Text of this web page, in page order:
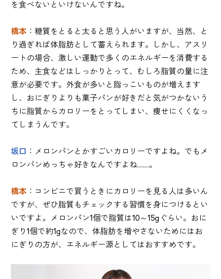
を食べないといけないんですね。
橋本 ：糖質をとると太ると思う人がいますが、当然、と
り過ぎれば体脂肪として蓄えられます。しかし、アスリ
ートの場合、激しい運動で多くのエネルギーを消費する
ため、主食などはしっかりとって、むしろ脂質の量に注
意が必要です。外食が多いと脂っこいものが増えます
し、おにぎりよりも菓子パンが好きだと気がつかないう
ちに脂質からカロリーをとってしまい、痩せにくくなっ
てしまうんです。
坂口 ：メロンパンとかすごいカロリーですよね。でもメ
ロンパンめっちゃ好きなんですよね......。
橋本 ：コンビニで買うときにカロリーを見る人は多いん
ですが、ぜひ脂質もチェックする習慣を身につけるとい
いですよ。メロンパン1個で脂質は10～15gぐらい。おに
ぎり1個で約1gなので、体脂肪を増やさないためにはお
にぎりの方が、エネルギー源としてはおすすめです。